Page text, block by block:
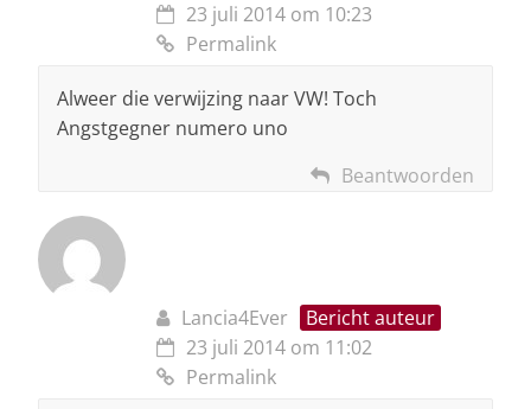
23 juli 2014 om 10:23
Permalink
Alweer die verwijzing naar VW! Toch
Angstgegner numero uno
Beantwoorden
Lancia4Ever
Bericht auteur
23 juli 2014 om 11:02
Permalink